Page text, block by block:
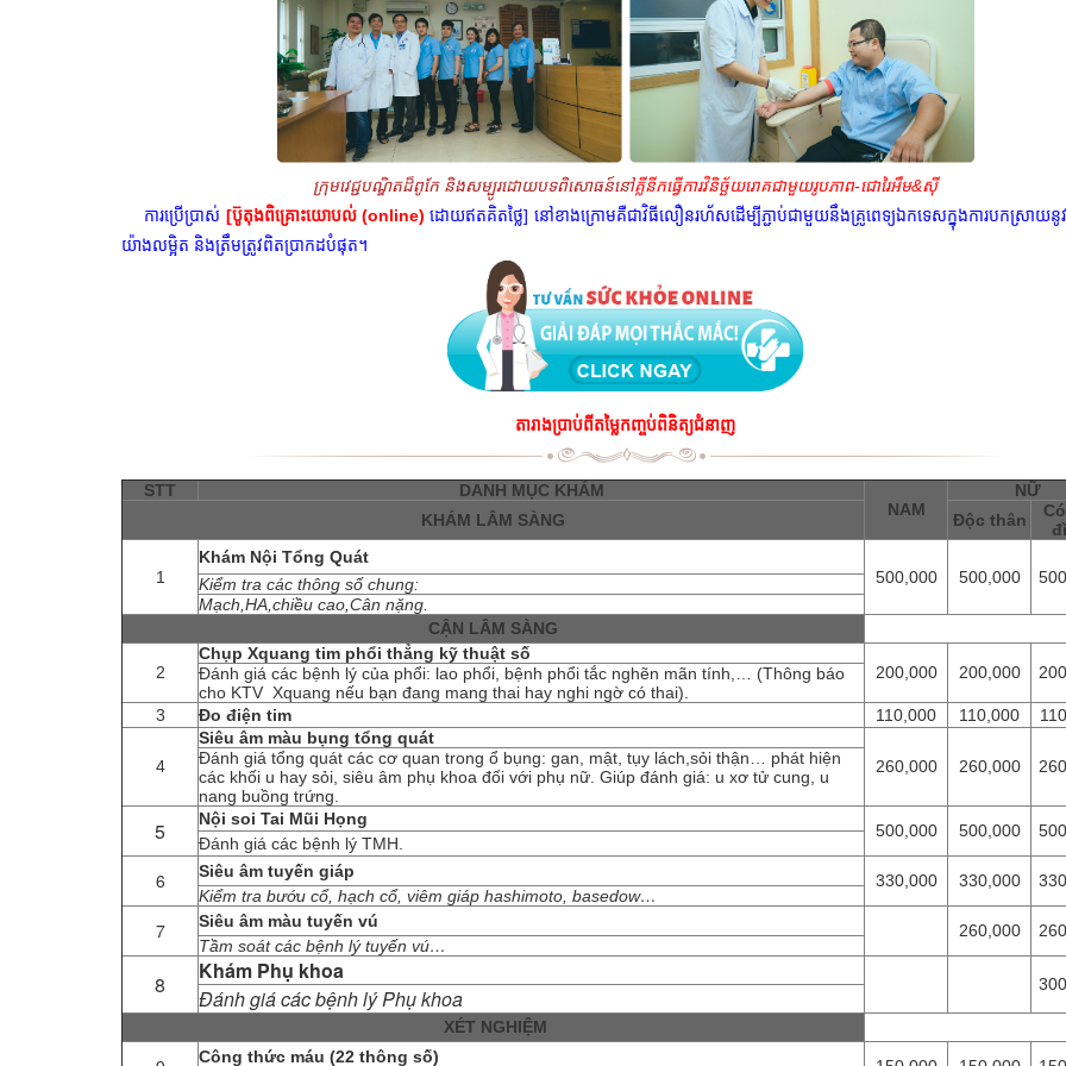
ក្រុមវេជ្ជបណ្ឌិតដ៏ពូកែ និងសម្បូរដោយបទពិសោធន៍នៅគ្លីនីកធ្វើការវិនិច្ឆ័យរោគជាមួយរូបភាព-ជោរៃអឹម&ស៊ី
ការប្រើប្រាស់ [ប៊ូតុងពិគ្រោះយោបល់ (online) ដោយឥតគិតថ្លៃ] នៅខាងក្រោមគឺជាវិធីលឿនរហ័សដើម្បីភ្ជាប់ជាមួយនឹងគ្រូពេទ្យឯកទេសក្នុងការបកស្រាយនូ
យ៉ាងលម្អិត និងត្រឹមត្រូវពិតប្រាកដបំផុត។
តារាងប្រាប់ពីតម្លៃកញ្ចប់ពិនិត្យជំនាញ
STT
DANH MỤC KHÁM
NAM
NỮ
KHÁM LÂM SÀNG
Độc thân
1
Khám Nội Tổng Quát
500,000
500,000
Kiểm tra các thông số chung:
Mạch,HA,chiều cao,Cân nặng.
CẬN LÂM SÀNG
2
Chụp Xquang tim phổi thẳng kỹ thuật số
200,000
200,000
Đánh giá các bệnh lý của phổi: lao phổi, bệnh phổi tắc nghẽn mãn tính,… (Thông báo
cho KTV Xquang nếu bạn đang mang thai hay nghi ngờ có thai).
3
Đo điện tim 110,000 110,000
4
Siêu âm màu bụng tổng quát
260,000
260,000
Đánh giá tổng quát các cơ quan trong ổ bụng: gan, mật, tụy lách,sỏi thận… phát hiện
các khối u hay sỏi, siêu âm phụ khoa đối với phụ nữ. Giúp đánh giá: u xơ tử cung, u
nang buồng trứng.
5 Nội soi Tai Mũi Họng
500,000 500,000
Đánh giá các bệnh lý TMH.
6 Siêu âm tuyến giáp 330,000 330,000
Kiểm tra bướu cổ, hạch cổ, viêm giáp hashimoto, basedow…
7 Siêu âm màu tuyến vú 260,000
Tầm soát các bệnh lý tuyến vú…
8
Khám Phụ khoa
Đánh giá các bệnh lý Phụ khoa
XÉT NGHIỆM
Công thức máu (22 thông số)